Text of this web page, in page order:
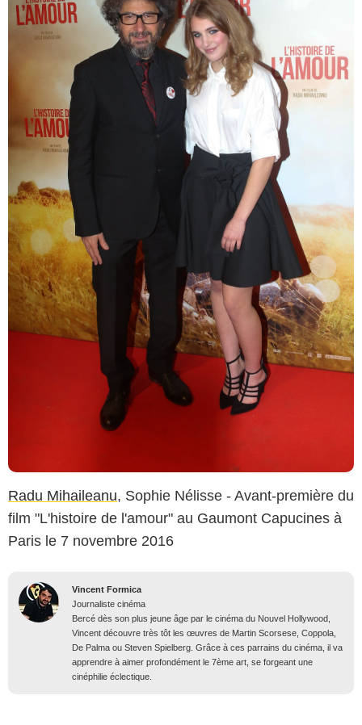
Radu Mihaileanu, Sophie Nélisse - Avant-première du
film "L'histoire de l'amour" au Gaumont Capucines à
Paris le 7 novembre 2016
Vincent Formica
Journaliste cinéma
Bercé dès son plus jeune âge par le cinéma du Nouvel Hollywood,
Vincent découvre très tôt les œuvres de Martin Scorsese, Coppola,
De Palma ou Steven Spielberg. Grâce à ces parrains du cinéma, il va
apprendre à aimer profondément le 7ème art, se forgeant une
cinéphilie éclectique.